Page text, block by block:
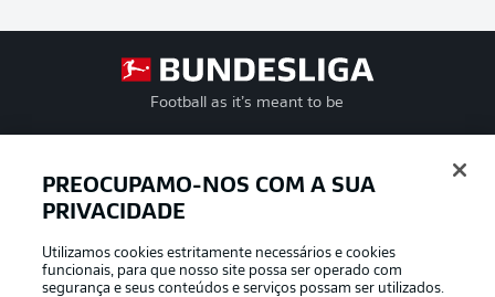
Football as it’s meant to be
APLICATIVO DA BUNDESLIGA
PREOCUPAMO-NOS COM A SUA
PRIVACIDADE
Utilizamos cookies estritamente necessários e cookies
funcionais, para que nosso site possa ser operado com
segurança e seus conteúdos e serviços possam ser utilizados.